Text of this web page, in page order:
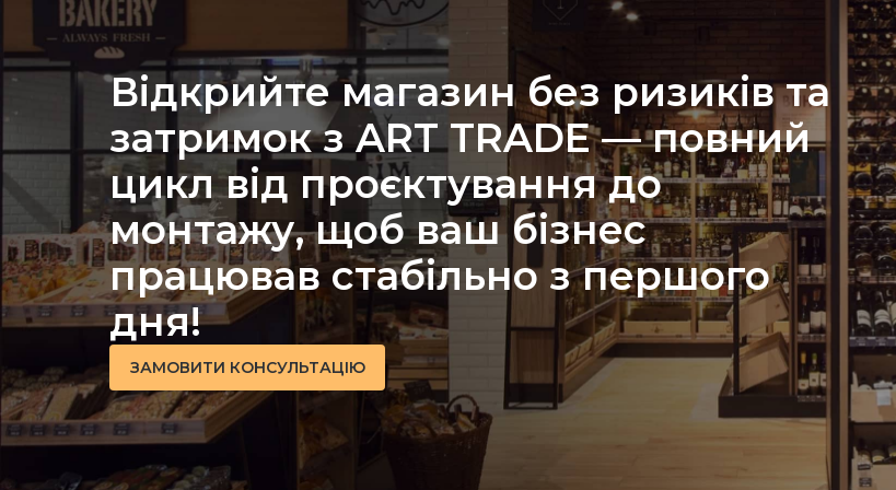
Відкрийте магазин без ризиків та
затримок з ART TRADE — повний
цикл від проєктування до
монтажу, щоб ваш бізнес
працював стабільно з першого
дня!
ЗАМОВИТИ КОНСУЛЬТАЦІЮ